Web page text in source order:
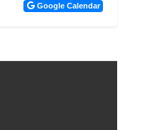
Google Calendar